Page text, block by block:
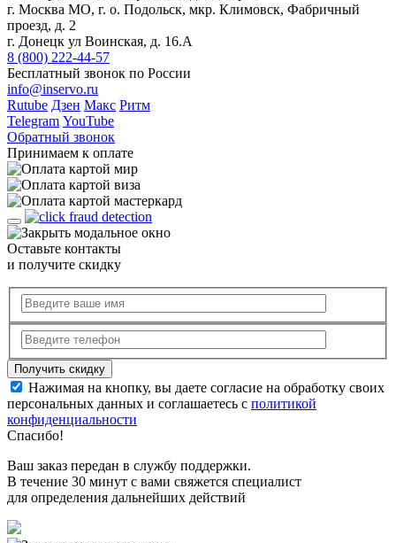
г. Москва МО, г. о. Подольск, мкр. Климовск, Фабричный
проезд, д. 2
г. Донецк ул Воинская, д. 16.А
8 (800) 222-44-57
Бесплатный звонок по России
info@inservo.ru
Rutube Дзен Макс Ритм
Telegram YouTube
Обратный звонок
Принимаем к оплате
Оставьте контакты
и получите скидку
Нажимая на кнопку, вы даете согласие на обработку своих
персональных данных и соглашаетесь с политикой
конфиденциальности
Спасибо!
Ваш заказ передан в службу поддержки.
В течение 30 минут с вами свяжется специалист
для определения дальнейших действий